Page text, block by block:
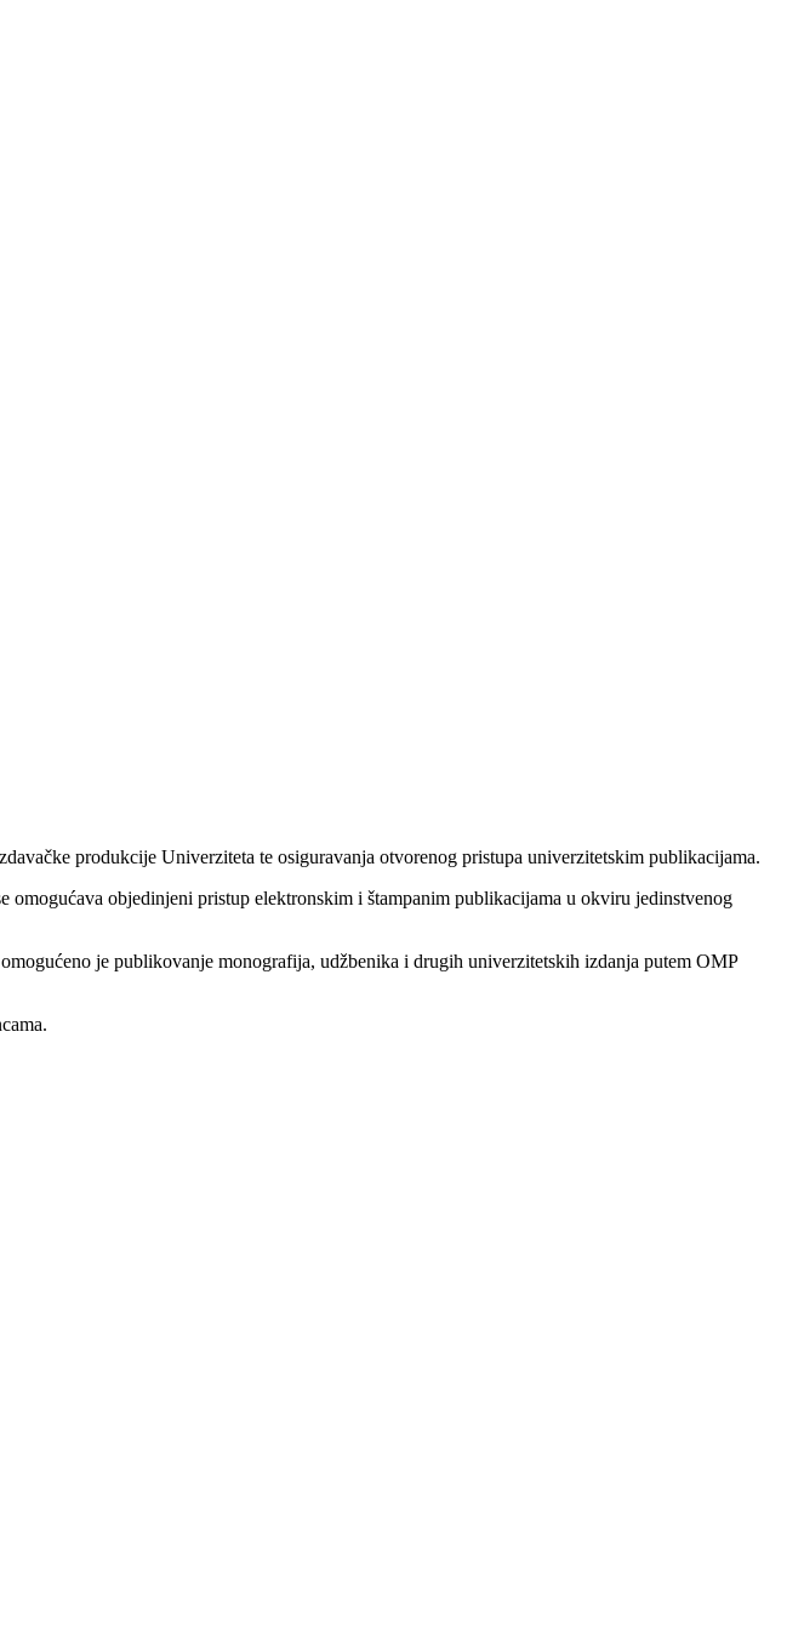
produkcije Univerziteta te osiguravanja otvorenog pristupa univerzitetskim publikacijama.
objedinjeni pristup elektronskim i štampanim publikacijama u okviru jedinstvenog
je publikovanje monografija, udžbenika i drugih univerzitetskih izdanja putem OMP